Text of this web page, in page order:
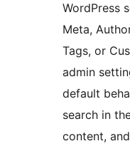
WordPress
Meta,
Tags, or
admin
default
search in
content,